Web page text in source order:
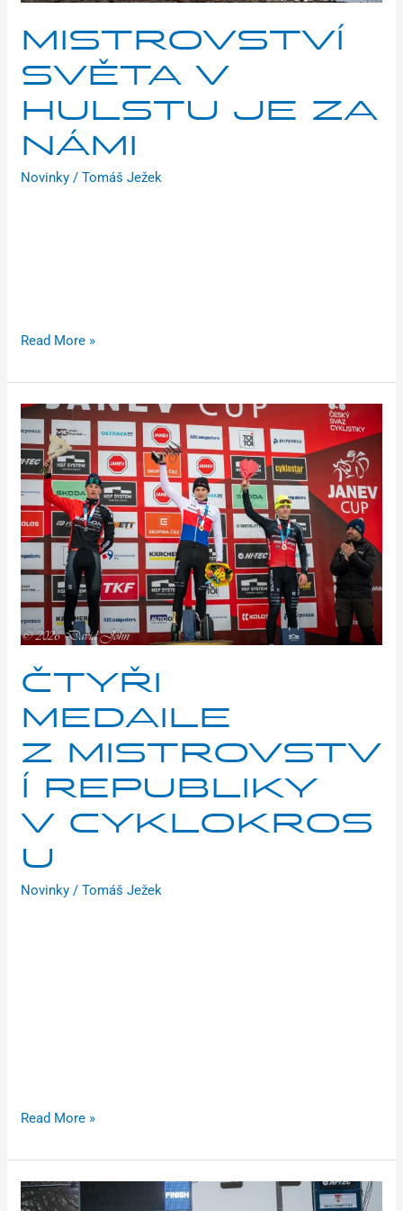
MISTROVSTVÍ
SVĚTA V
HULSTU JE ZA
NÁMI
Novinky /Tomáš Ježek
Read More »
ČTYŘI
MEDAILE
Z MISTROVSTV
Í REPUBLIKY
V CYKLOKROS
U
Novinky /Tomáš Ježek
Čtyři
medaile
z mistrovství
republiky
v cyklokrosu
Read More »
Václav